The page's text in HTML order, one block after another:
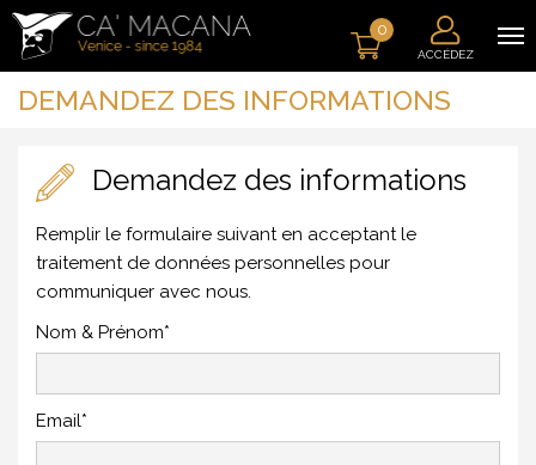
0
ACCÉDEZ
DEMANDEZ DES INFORMATIONS
Demandez des informations
Remplir le formulaire suivant en acceptant le
traitement de données personnelles pour
communiquer avec nous.
Nom & Prénom*
Email*